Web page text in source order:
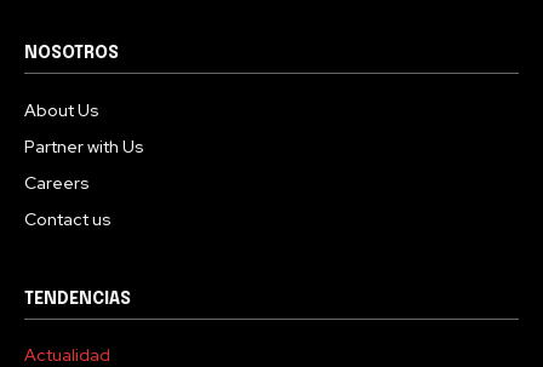
NOSOTROS
About Us
Partner with Us
Careers
Contact us
TENDENCIAS
Actualidad